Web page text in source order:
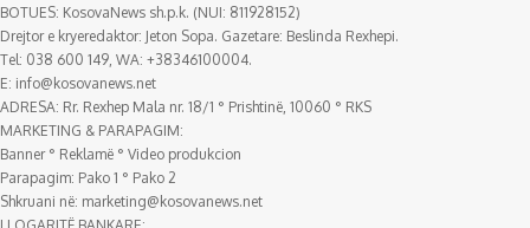
BOTUES: KosovaNews sh.p.k. (NUI: 811928152)
Drejtor e kryeredaktor: Jeton Sopa. Gazetare: Beslinda Rexhepi.
Tel: 038 600 149, WA: +38346100004.
E: info@kosovanews.net
ADRESA: Rr. Rexhep Mala nr. 18/1 ° Prishtinë, 10060 ° RKS
MARKETING & PARAPAGIM:
Banner ° Reklamë ° Video produkcion
Parapagim: Pako 1 ° Pako 2
Shkruani në: marketing@kosovanews.net